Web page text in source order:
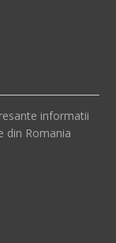
informatii
din Romania